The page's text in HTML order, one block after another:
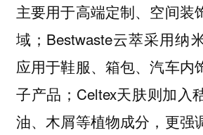
主要用于高端定制、空间装
域；Bestwaste云萃采用纳
应用于鞋服、箱包、汽车内
子产品；Celtex天肤则加入
油、木屑等植物成分，更强